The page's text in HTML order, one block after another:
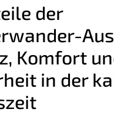
der
Komfort
in der